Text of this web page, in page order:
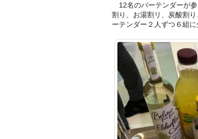
12名のバーテンダーが
割り、お湯割リ、炭酸割
ーテンダー２人ずつ６組